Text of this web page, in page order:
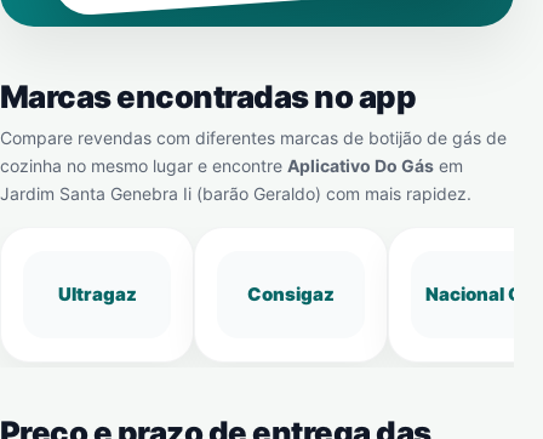
Marcas encontradas no app
Compare revendas com diferentes marcas de botijão de gás de
cozinha no mesmo lugar e encontre Aplicativo Do Gás em
Jardim Santa Genebra Ii (barão Geraldo) com mais rapidez.
Ultragaz Consigaz Nacional Gás